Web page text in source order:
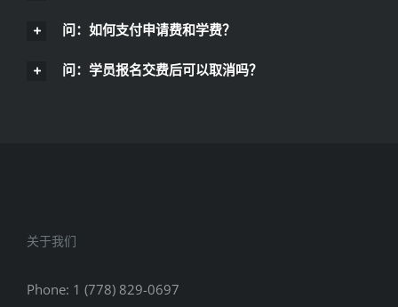
问：如何支付申请费和学费？
问：学员报名交费后可以取消吗？
关于我们
Phone: 1 (778) 829-0697